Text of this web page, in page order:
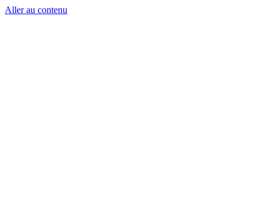
Aller au contenu